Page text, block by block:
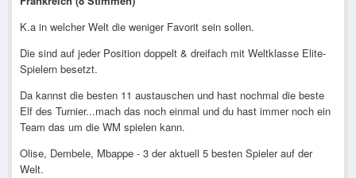
K.a in welcher Welt die weniger Favorit sein sollen.
Die sind auf jeder Position doppelt & dreifach mit Weltklasse Elite-
Spielern besetzt.
Da kannst die besten 11 austauschen und hast nochmal die beste
Elf des Turnier...mach das noch einmal und du hast immer noch ein
Team das um die WM spielen kann.
Olise, Dembele, Mbappe - 3 der aktuell 5 besten Spieler auf der
Welt.